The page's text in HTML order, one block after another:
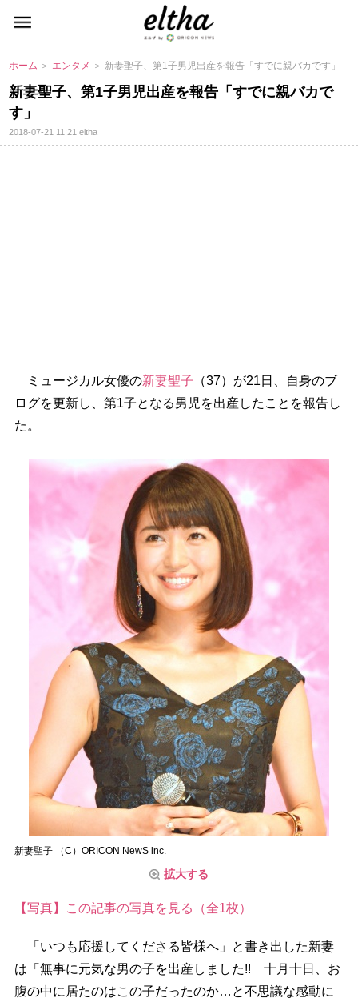
ホーム ＞ エンタメ ＞ 新妻聖子、第1子男児出産を報告「すでに親バカです」
新妻聖子、第1子男児出産を報告「すでに親バカで
す」
2018-07-21 11:21eltha
ミュージカル女優の新妻聖子 （37）が21日、自身のブ
ログを更新し、第1子となる男児を出産したことを報告し
た。
新妻聖子 （C）ORICON NewS inc.
拡大する
【写真】この記事の写真を見る（全1枚）
「いつも応援してくださる皆様へ」と書き出した新妻
は「無事に元気な男の子を出産しました!! 十月十日、お
腹の中に居たのはこの子だったのか…と不思議な感動に